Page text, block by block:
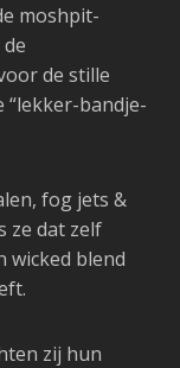
moshpit-
de stille
bandje-
fog jets &
ze dat zelf
wicked blend
zij hun